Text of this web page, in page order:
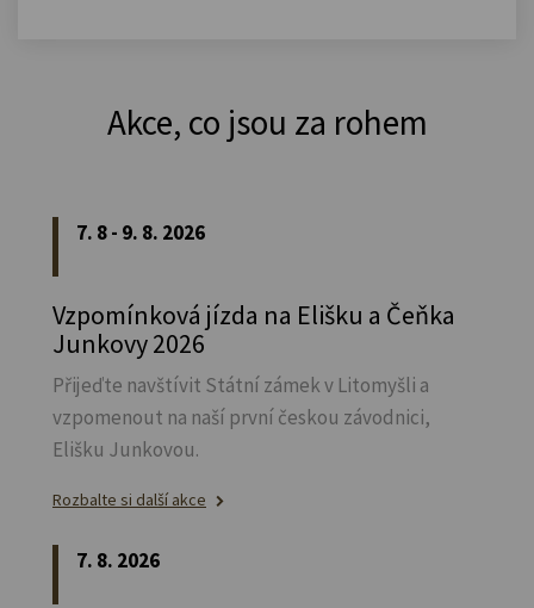
Akce, co jsou za rohem
7. 8 - 9. 8. 2026
Vzpomínková jízda na Elišku a Čeňka
Junkovy 2026
Přijeďte navštívit Státní zámek v Litomyšli a
vzpomenout na naší první českou závodnici,
Elišku Junkovou.
Rozbalte si další akce
7. 8. 2026